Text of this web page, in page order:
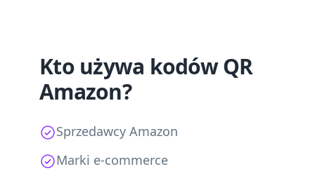
Kto używa kodów QR
Amazon?
Sprzedawcy Amazon
Marki e-commerce